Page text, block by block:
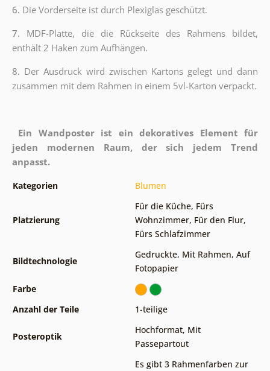
6. Die Vorderseite ist durch Plexiglas geschützt.
7. MDF-Platte, die die Rückseite des Rahmens bildet,
enthält 2 Haken zum Aufhängen.
8. Der Ausdruck wird zwischen Kartons gelegt und dann
zusammen mit dem Rahmen in einem 5vl-Karton verpackt.
Ein Wandposter ist ein dekoratives Element für
jeden modernen Raum, der sich jedem Trend
anpasst.
Kategorien Blumen
Platzierung
Für die Küche, Fürs
Wohnzimmer, Für den Flur,
Fürs Schlafzimmer
Bildtechnologie
Gedruckte, Mit Rahmen, Auf
Fotopapier
Farbe
Anzahl der Teile
1-teilige
Posteroptik
Hochformat, Mit
Passepartout
Es gibt 3 Rahmenfarben zur